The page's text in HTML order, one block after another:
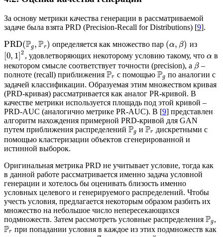
За основу метрики качества генерации в рассматриваемой
задаче была взята PRD (Precision-Recall for Distributions) [9].
PRD(Pg, Pr ) определяется как множество пар (α, β) из
0, 1] 2 , удовлетворяющих некоторому условию такому, что α в
некотором смысле соответствует точности (precision), а β –
полноте (recall) приближения Pr с помощьюPg по аналогии с
задачей классификации. Образуемая этим множеством кривая
(PRD-кривая) рассматривается как аналог PR-кривой. В
качестве метрики используется площадь под этой кривой –
PRD-AUC (аналогично метрике PR-AUC). В [9] представлен
алгоритм нахождения примерной PRD-кривой для GAN
путем приближения распределений Pg иPr дискретными с
помощью кластеризации объектов сгенерированной и
истинной выборок.
Оригинальная метрика PRD не учитывает условие, тогда как
в данной работе рассматривается именно задача условной
генерации и хотелось бы оценивать близость именно
условных целевого и генерируемого распределений. Чтобы
учесть условия, предлагается некоторым образом разбить их
множество на небольшое число непересекающихся
подмножеств. Затем рассмотреть условные распределения Pg,
Pr при попадании условия в каждое из этих подмножеств как